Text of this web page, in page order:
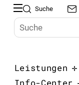
Suche
Leistungen